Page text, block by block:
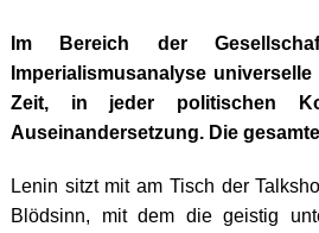
Im Bereich der
Imperialismusanalyse
Zeit, in jeder politischen
Auseinandersetzung. Die
Lenin sitzt mit am Tisch der
Blödsinn, mit dem die geistig